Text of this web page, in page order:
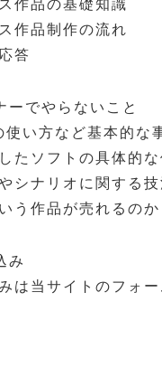
作品の基礎知識
作品制作の流れ
答
ーでやらないこと
使い方など基本的な
たソフトの具体的
シナリオに関する
う作品が売れるのか
み
は当サイトのフォ